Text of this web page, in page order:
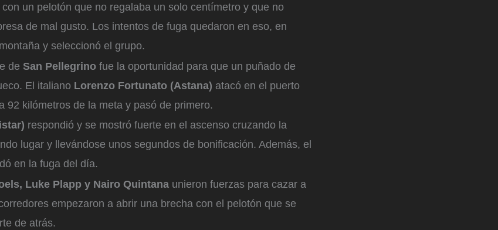
un pelotón que no regalaba un solo centímetro y que no
de mal gusto. Los intentos de fuga quedaron en eso, en
y seleccionó el grupo.
de San Pellegrino fue la oportunidad para que un puñado de
El italiano Lorenzo Fortunato (Astana) atacó en el puerto
92 kilómetros de la meta y pasó de primero.
respondió y se mostró fuerte en el ascenso cruzando la
lugar y llevándose unos segundos de bonificación. Además, el
en la fuga del día.
Luke Plapp y Nairo Quintana unieron fuerzas para cazar a
empezaron a abrir una brecha con el pelotón que se
de atrás.